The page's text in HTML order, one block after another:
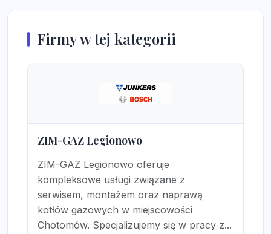
Firmy w tej kategorii
ZIM-GAZ Legionowo
ZIM-GAZ Legionowo oferuje
kompleksowe usługi związane z
serwisem, montażem oraz naprawą
kotłów gazowych w miejscowości
Chotomów. Specjalizujemy się w pracy z...